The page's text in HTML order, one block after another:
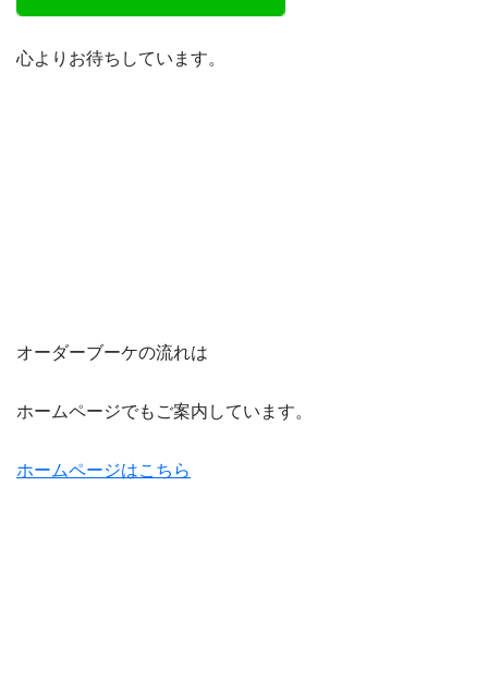
心よりお待ちしています。
オーダーブーケの流れは
ホームページでもご案内しています。
ホームページはこちら